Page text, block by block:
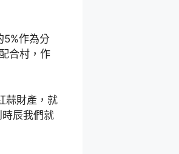
5%作為分
合村，作
蒜財產，就
辰我們就